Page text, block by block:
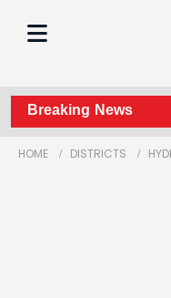
Breaking News
సర్పంచ్‌తో పాటు
HOME DISTRICTS